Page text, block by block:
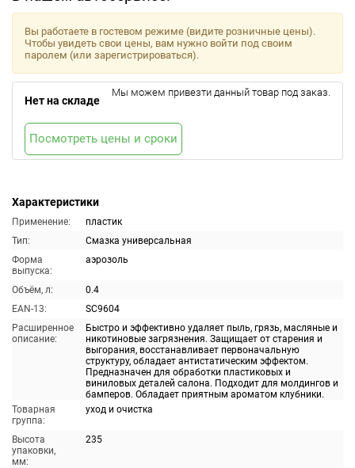
Характеристики
Применение:
пластик
Тип:
Смазка универсальная
Форма
выпуска:
аэрозоль
Объём, л:
0.4
EAN-13:
SC9604
Расширенное
описание:
Быстро и эффективно удаляет пыль, грязь, масляные и
никотиновые загрязнения. Защищает от старения и
выгорания, восстанавливает первоначальную
структуру, обладает антистатическим эффектом.
Предназначен для обработки пластиковых и
виниловых деталей салона. Подходит для молдингов и
бамперов. Обладает приятным ароматом клубники.
Товарная
группа:
уход и очистка
Высота
упаковки,
мм:
235
Вы работаете в гостевом режиме (видите розничные цены).
Чтобы увидеть свои цены, вам нужно войти под своим
паролем (или зарегистрироваться).
Нет на складе
Мы можем привезти данный товар под заказ.
Посмотреть цены и сроки